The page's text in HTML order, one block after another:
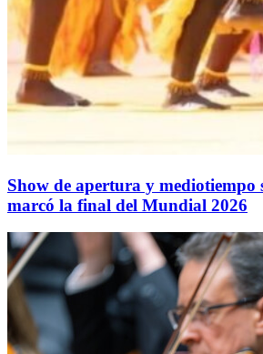
Show de apertura y mediotiempo
marcó la final del Mundial 2026